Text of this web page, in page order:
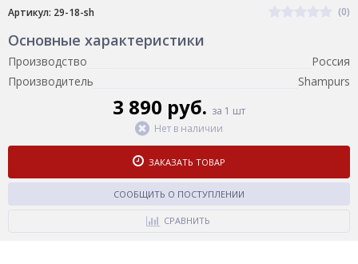
Артикул: 29-18-sh (0)
Основные характеристики
Производство
Россия
Производитель
Shampurs
3 890 руб. за 1 шт
Нет в наличии
ЗАКАЗАТЬ ТОВАР
СООБЩИТЬ О ПОСТУПЛЕНИИ
СРАВНИТЬ